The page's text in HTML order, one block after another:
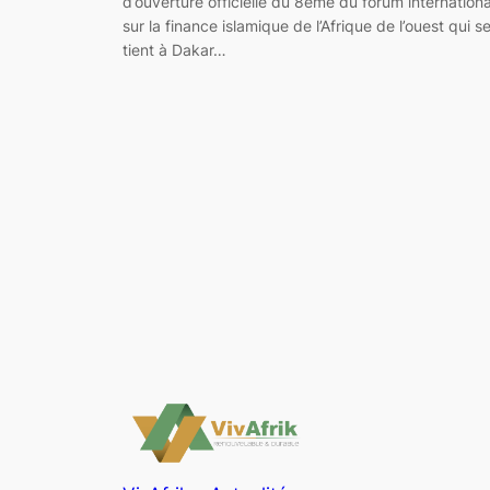
sur la finance islamique de l’Afrique de l’ouest qui se
tient à Dakar…